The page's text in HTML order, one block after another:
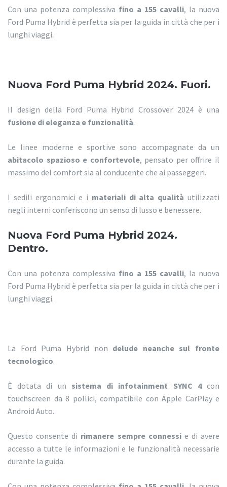
Con una potenza complessiva fino a 155 cavalli, la nuova
Ford Puma Hybrid è perfetta sia per la guida in città che per i
lunghi viaggi.
Nuova Ford Puma Hybrid 2024. Fuori.
Il design della Ford Puma Hybrid Crossover 2024 è una
fusione di eleganza e funzionalità.
Le linee moderne e sportive sono accompagnate da un
abitacolo spazioso e confortevole, pensato per offrire il
massimo del comfort sia al conducente che ai passeggeri.
I sedili ergonomici e i materiali di alta qualità utilizzati
negli interni conferiscono un senso di lusso e benessere.
Nuova Ford Puma Hybrid 2024.
Dentro.
Con una potenza complessiva fino a 155 cavalli, la nuova
Ford Puma Hybrid è perfetta sia per la guida in città che per i
lunghi viaggi.
La Ford Puma Hybrid non delude neanche sul fronte
tecnologico.
È dotata di un sistema di infotainment SYNC 4con
touchscreen da 8 pollici, compatibile con Apple CarPlay e
Android Auto.
Questo consente di rimanere sempre connessie di avere
accesso a tutte le informazioni e le funzionalità necessarie
durante la guida.